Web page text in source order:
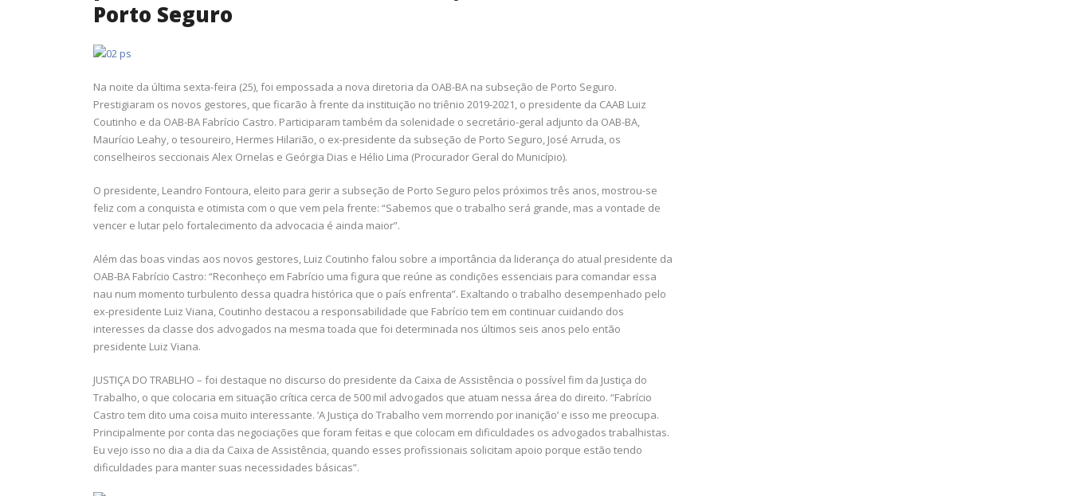
Porto Seguro
Na noite da última sexta-feira (25), foi empossada a nova diretoria da OAB-BA na subseção de Porto Seguro.
Prestigiaram os novos gestores, que ficarão à frente da instituição no triênio 2019-2021, o presidente da CAAB Luiz
Coutinho e da OAB-BA Fabrício Castro. Participaram também da solenidade o secretário-geral adjunto da OAB-BA,
Maurício Leahy, o tesoureiro, Hermes Hilarião, o ex-presidente da subseção de Porto Seguro, José Arruda, os
conselheiros seccionais Alex Ornelas e Geórgia Dias e Hélio Lima (Procurador Geral do Município).
O presidente, Leandro Fontoura, eleito para gerir a subseção de Porto Seguro pelos próximos três anos, mostrou-se
feliz com a conquista e otimista com o que vem pela frente: “Sabemos que o trabalho será grande, mas a vontade de
vencer e lutar pelo fortalecimento da advocacia é ainda maior”.
Além das boas vindas aos novos gestores, Luiz Coutinho falou sobre a importância da liderança do atual presidente da
OAB-BA Fabrício Castro: “Reconheço em Fabrício uma figura que reúne as condições essenciais para comandar essa
nau num momento turbulento dessa quadra histórica que o país enfrenta”. Exaltando o trabalho desempenhado pelo
ex-presidente Luiz Viana, Coutinho destacou a responsabilidade que Fabrício tem em continuar cuidando dos
interesses da classe dos advogados na mesma toada que foi determinada nos últimos seis anos pelo então
presidente Luiz Viana.
JUSTIÇA DO TRABLHO – foi destaque no discurso do presidente da Caixa de Assistência o possível fim da Justiça do
Trabalho, o que colocaria em situação crítica cerca de 500 mil advogados que atuam nessa área do direito. “Fabrício
Castro tem dito uma coisa muito interessante. ‘A Justiça do Trabalho vem morrendo por inanição’ e isso me preocupa.
Principalmente por conta das negociações que foram feitas e que colocam em dificuldades os advogados trabalhistas.
Eu vejo isso no dia a dia da Caixa de Assistência, quando esses profissionais solicitam apoio porque estão tendo
dificuldades para manter suas necessidades básicas”.